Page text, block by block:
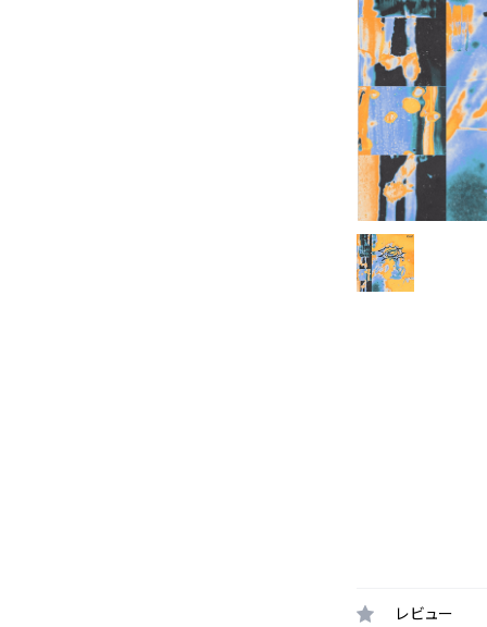
レビュー